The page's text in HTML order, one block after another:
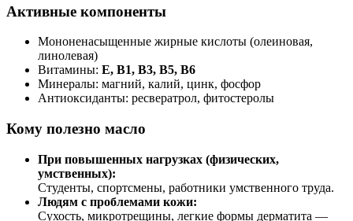
Активные компоненты
Мононенасыщенные жирные кислоты (олеиновая,
линолевая)
Витамины: E, B1, B3, B5, B6
Минералы: магний, калий, цинк, фосфор
Антиоксиданты: ресвератрол, фитостеролы
Кому полезно масло
При повышенных нагрузках (физических,
умственных):
Студенты, спортсмены, работники умственного труда.
Людям с проблемами кожи:
Сухость, микротрещины, легкие формы дерматита —